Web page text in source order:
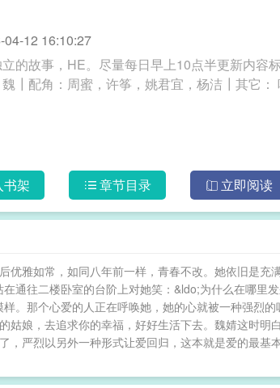
12 16:10:27
的故事，HE。尽量每日早上10点半更新内容
书架 章节目录 立即阅读
优雅如常，如同八年前一样，青春不改。她依旧是充
通往二楼卧室的台阶上对她笑：&ldo;为什么在哪里
。那个心爱的人正在呼唤她，她的心就被一种强烈
娘，去追求你的幸福，好好生活下去。魏婧这时明
，严烈以另外一种形式让爱回归，这本就是爱的最基